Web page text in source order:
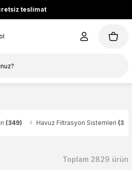
teslimat
(349) Havuz Filtrasyon Sistemleri
Toplam 2829 ürün